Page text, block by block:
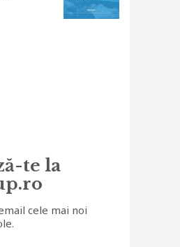
te la
cele mai noi